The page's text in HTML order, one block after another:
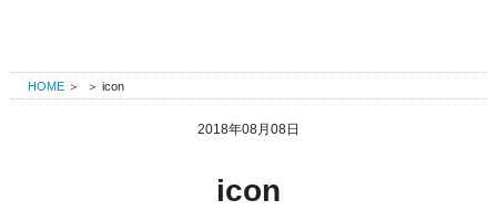
HOME ＞ ＞ icon
2018年08月08日
icon